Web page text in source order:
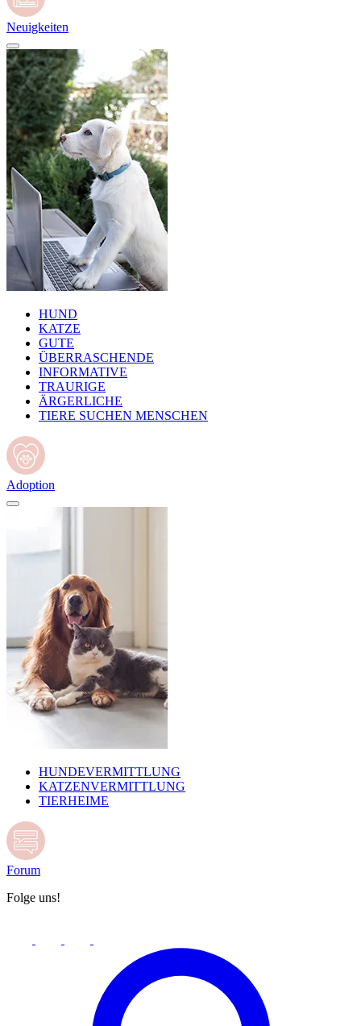
Neuigkeiten
HUND
KATZE
GUTE
ÜBERRASCHENDE
INFORMATIVE
TRAURIGE
ÄRGERLICHE
TIERE SUCHEN MENSCHEN
Adoption
HUNDEVERMITTLUNG
KATZENVERMITTLUNG
TIERHEIME
Forum
Folge uns!